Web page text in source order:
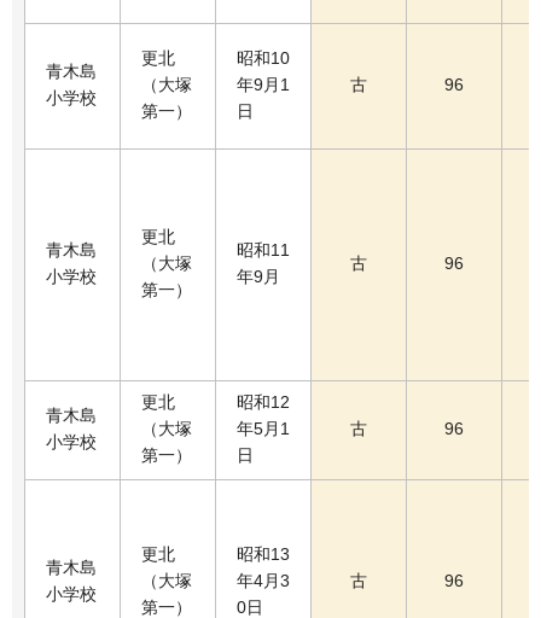
青木島
小学校
更北
（大塚
第一）
昭和10
年9月1
日
古 96
青木島
小学校
更北
（大塚
第一）
昭和11
年9月
古 96
青木島
小学校
更北
（大塚
第一）
昭和12
年5月1
日
古 96
青木島
小学校
更北
（大塚
第一）
昭和13
年4月3
0日
古 96